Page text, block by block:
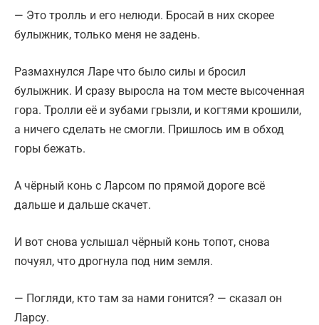
— Это тролль и его нелюди. Бросай в них скорее
булыжник, только меня не задень.
Размахнулся Ларе что было силы и бросил
булыжник. И сразу выросла на том месте высоченная
гора. Тролли её и зубами грызли, и когтями крошили,
а ничего сделать не смогли. Пришлось им в обход
горы бежать.
А чёрный конь с Ларсом по прямой дороге всё
дальше и дальше скачет.
И вот снова услышал чёрный конь топот, снова
почуял, что дрогнула под ним земля.
— Погляди, кто там за нами гонится? — сказал он
Ларсу.